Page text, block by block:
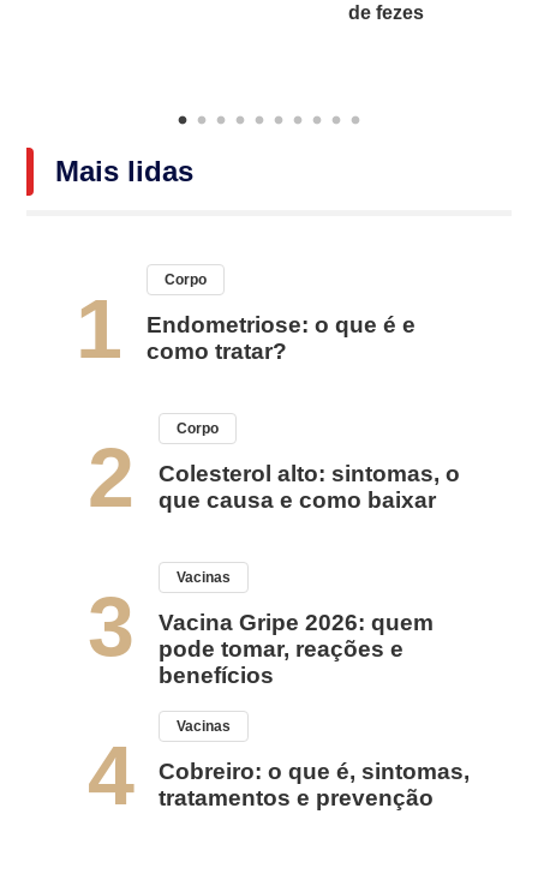
de fezes
Mais lidas
1
Corpo
Endometriose: o que é e
como tratar?
2
Corpo
Colesterol alto: sintomas, o
que causa e como baixar
3
Vacinas
Vacina Gripe 2026: quem
pode tomar, reações e
benefícios
4
Vacinas
Cobreiro: o que é, sintomas,
tratamentos e prevenção